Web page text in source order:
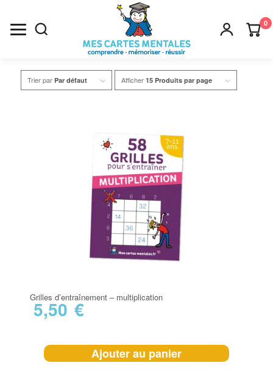
0
Recherche
Trier par Par défaut Afficher 15 Produits par page
Grilles d’entraînement – multiplication
5,50 €
Ajouter au panier